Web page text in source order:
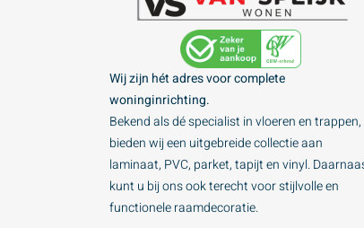
Wij zijn hét adres voor complete
woninginrichting.
Bekend als dé specialist in vloeren en trappen,
bieden wij een uitgebreide collectie aan
laminaat, PVC, parket, tapijt en vinyl.
kunt u bij ons ook terecht voor stijlvolle en
functionele raamdecoratie.